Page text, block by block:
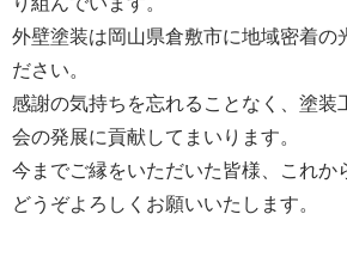
外壁塗装は岡山県倉敷市に地域密着の
ださい。
感謝の気持ちを忘れることなく、塗装
会の発展に貢献してまいります。
今までご縁をいただいた皆様、これか
どうぞよろしくお願いいたします。